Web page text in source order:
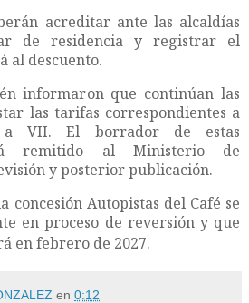
acreditar ante las alcaldías
de residencia y registrar el
al descuento.
informaron que continúan las
las tarifas correspondientes a
VII. El borrador de estas
remitido al Ministerio de
y posterior publicación.
concesión Autopistas del Café se
en proceso de reversión y que
en febrero de 2027.
en 0:12